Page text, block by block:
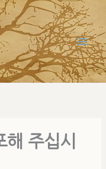
주십시